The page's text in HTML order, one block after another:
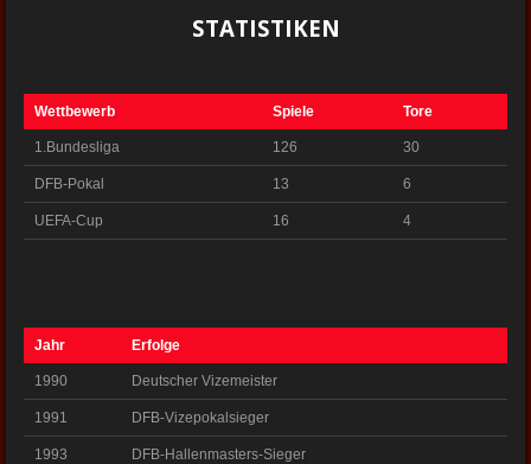
STATISTIKEN
Wettbewerb Spiele Tore
1.Bundesliga 126 30
DFB-Pokal 13 6
UEFA-Cup 16 4
Jahr Erfolge
1990 Deutscher Vizemeister
1991 DFB-Vizepokalsieger
1993 DFB-Hallenmasters-Sieger